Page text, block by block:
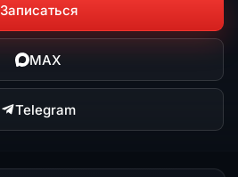
Записаться
MAX
Telegram